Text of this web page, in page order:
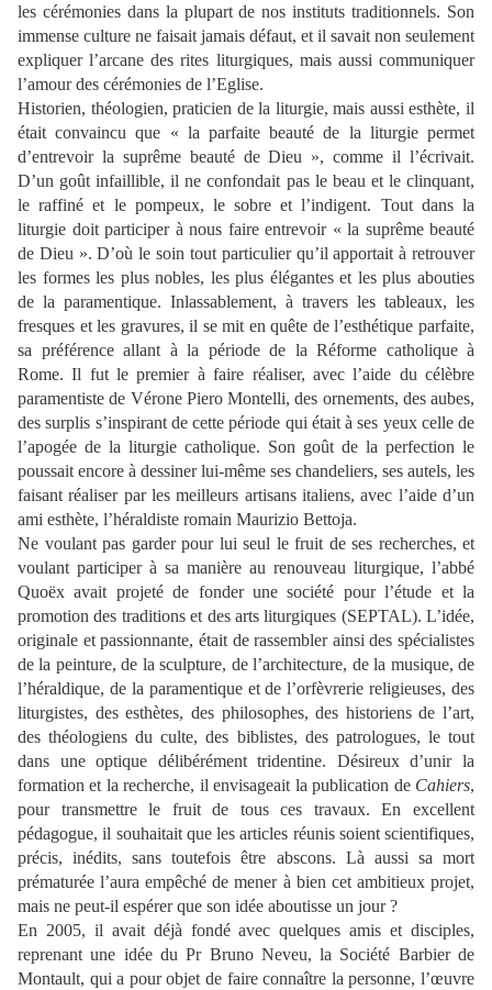
les cérémonies dans la plupart de nos instituts traditionnels. Son
immense culture ne faisait jamais défaut, et il savait non seulement
expliquer l’arcane des rites liturgiques, mais aussi communiquer
l’amour des cérémonies de l’Eglise.
Historien, théologien, praticien de la liturgie, mais aussi esthète, il
était convaincu que « la parfaite beauté de la liturgie permet
d’entrevoir la suprême beauté de Dieu », comme il l’écrivait.
D’un goût infaillible, il ne confondait pas le beau et le clinquant,
le raffiné et le pompeux, le sobre et l’indigent. Tout dans la
liturgie doit participer à nous faire entrevoir « la suprême beauté
de Dieu ». D’où le soin tout particulier qu’il apportait à retrouver
les formes les plus nobles, les plus élégantes et les plus abouties
de la paramentique. Inlassablement, à travers les tableaux, les
fresques et les gravures, il se mit en quête de l’esthétique parfaite,
sa préférence allant à la période de la Réforme catholique à
Rome. Il fut le premier à faire réaliser, avec l’aide du célèbre
paramentiste de Vérone Piero Montelli, des ornements, des aubes,
des surplis s’inspirant de cette période qui était à ses yeux celle de
l’apogée de la liturgie catholique. Son goût de la perfection le
poussait encore à dessiner lui-même ses chandeliers, ses autels, les
faisant réaliser par les meilleurs artisans italiens, avec l’aide d’un
ami esthète, l’héraldiste romain Maurizio Bettoja.
Ne voulant pas garder pour lui seul le fruit de ses recherches, et
voulant participer à sa manière au renouveau liturgique, l’abbé
Quoëx avait projeté de fonder une société pour l’étude et la
promotion des traditions et des arts liturgiques (SEPTAL). L’idée,
originale et passionnante, était de rassembler ainsi des spécialistes
de la peinture, de la sculpture, de l’architecture, de la musique, de
l’héraldique, de la paramentique et de l’orfèvrerie religieuses, des
liturgistes, des esthètes, des philosophes, des historiens de l’art,
des théologiens du culte, des biblistes, des patrologues, le tout
dans une optique délibérément tridentine. Désireux d’unir la
formation et la recherche, il envisageait la publication de Cahiers,
pour transmettre le fruit de tous ces travaux. En excellent
pédagogue, il souhaitait que les articles réunis soient scientifiques,
précis, inédits, sans toutefois être abscons. Là aussi sa mort
prématurée l’aura empêché de mener à bien cet ambitieux projet,
mais ne peut-il espérer que son idée aboutisse un jour ?
En 2005, il avait déjà fondé avec quelques amis et disciples,
reprenant une idée du Pr Bruno Neveu, la Société Barbier de
Montault, qui a pour objet de faire connaître la personne, l’œuvre